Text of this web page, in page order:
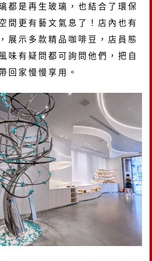
都是再生玻璃，也結合了環保
間更有藝文氣息了！店內也有
展示多款精品咖啡豆，店員態
味有疑問都可詢問他們，把自
回家慢慢享用。